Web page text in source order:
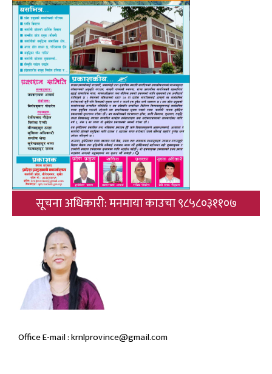
सूचना अधिकारी: मनमाया काउचा ९८५८०३११०७
Office E-mail : krnlprovince@gmail.com